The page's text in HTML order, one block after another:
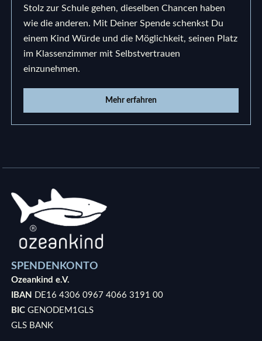
Stolz zur Schule gehen, dieselben Chancen haben
wie die anderen. Mit Deiner Spende schenkst Du
einem Kind Würde und die Möglichkeit, seinen Platz
im Klassenzimmer mit Selbstvertrauen
einzunehmen.
Mehr erfahren
SPENDENKONTO
Ozeankind e.V.
IBAN
DE16 4306 0967 4066 3191 00
BICGENODEM1GLS
GLS BANK